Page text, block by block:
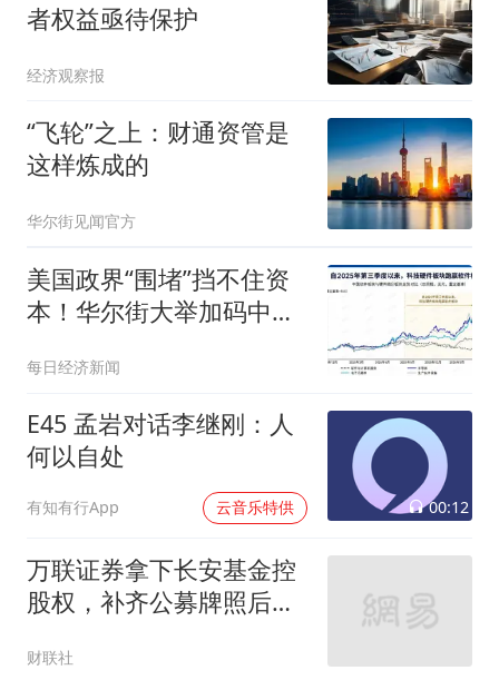
者权益亟待保护
经济观察报
“飞轮”之上：财通资管是
这样炼成的
华尔街见闻官方
美国政界“围堵”挡不住资
本！华尔街大举加码中
数仓位押注5家中国企
业，250亿美元明星ETF重
仓长鑫科技
每日经济新闻
E45 孟岩对话李继刚：人
何以自处
有知有行App 云音乐特供 00:12
万联证券拿下长安基金控
股权，补齐公募牌照后如
财联社